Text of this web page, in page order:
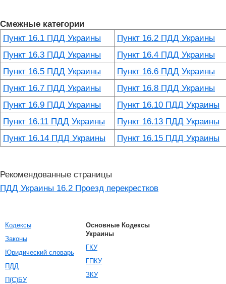
Смежные категории
Пункт 16.1 ПДД Украины
Пункт 16.2 ПДД Украины
Пункт 16.3 ПДД Украины
Пункт 16.4 ПДД Украины
Пункт 16.5 ПДД Украины
Пункт 16.6 ПДД Украины
Пункт 16.7 ПДД Украины
Пункт 16.8 ПДД Украины
Пункт 16.9 ПДД Украины
Пункт 16.10 ПДД Украины
Пункт 16.11 ПДД Украины
Пункт 16.13 ПДД Украины
Пункт 16.14 ПДД Украины
Пункт 16.15 ПДД Украины
Рекомендованные страницы
ПДД Украины 16.2 Проезд перекрестков
Кодексы
Законы
Юридический словарь
ПДД
П(С)БУ
Основные Кодексы
Украины
ГКУ
ГПКУ
ЗКУ